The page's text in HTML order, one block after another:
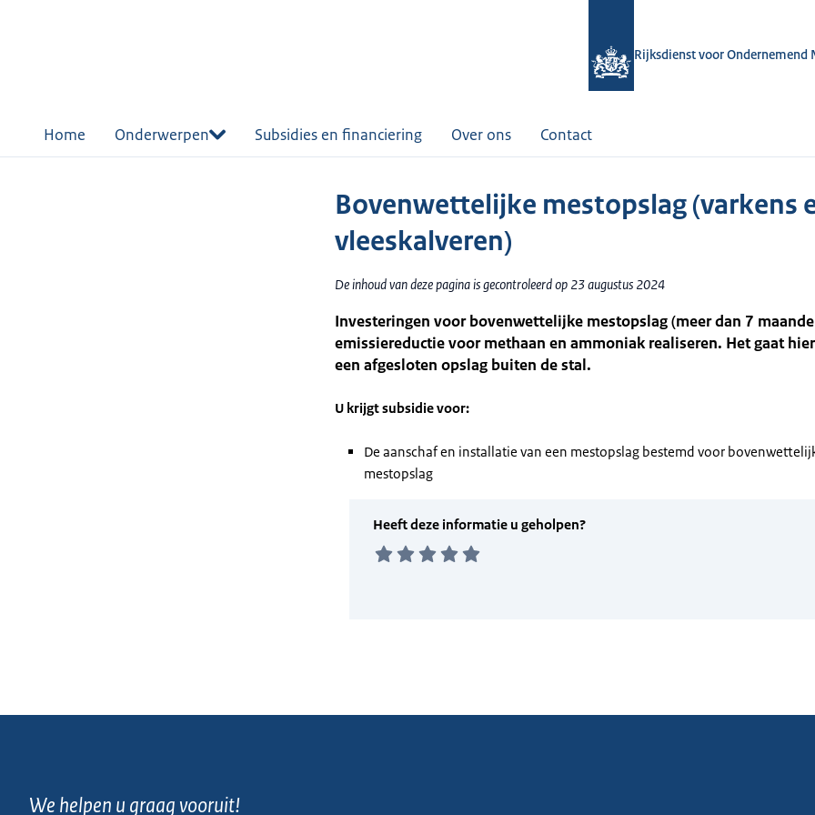
Rijksdienst voor Ondernemend
Home Onderwerpen Subsidies en financiering Over ons Contact
Bovenwettelijke mestopslag (varkens
vleeskalveren)
De inhoud van deze pagina is gecontroleerd op 23 augustus 2024
Investeringen voor bovenwettelijke mestopslag (meer dan 7
emissiereductie voor methaan en ammoniak realiseren. Het gaat
een afgesloten opslag buiten de stal.
U krijgt subsidie voor:
De aanschaf en installatie van een mestopslag bestemd voor
mestopslag
We helpen u graag vooruit!